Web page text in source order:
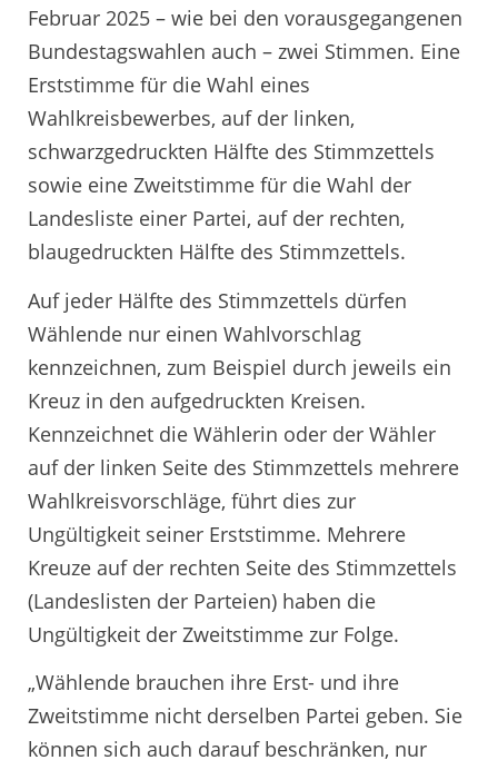
Februar 2025 – wie bei den vorausgegangenen
Bundestagswahlen auch – zwei Stimmen. Eine
Erststimme für die Wahl eines
Wahlkreisbewerbes, auf der linken,
schwarzgedruckten Hälfte des Stimmzettels
sowie eine Zweitstimme für die Wahl der
Landesliste einer Partei, auf der rechten,
blaugedruckten Hälfte des Stimmzettels.
Auf jeder Hälfte des Stimmzettels dürfen
Wählende nur einen Wahlvorschlag
kennzeichnen, zum Beispiel durch jeweils ein
Kreuz in den aufgedruckten Kreisen.
Kennzeichnet die Wählerin oder der Wähler
auf der linken Seite des Stimmzettels mehrere
Wahlkreisvorschläge, führt dies zur
Ungültigkeit seiner Erststimme. Mehrere
Kreuze auf der rechten Seite des Stimmzettels
(Landeslisten der Parteien) haben die
Ungültigkeit der Zweitstimme zur Folge.
„Wählende brauchen ihre Erst- und ihre
Zweitstimme nicht derselben Partei geben. Sie
können sich auch darauf beschränken, nur